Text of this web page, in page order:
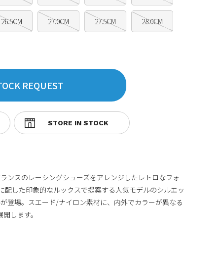
26.5CM 27.0CM 27.5CM 28.0CM
REQUEST
ンスのレーシングシューズをアレンジしたレトロなフォ
配した印象的なルックスで提案する人気モデルのシルエッ
登場。スエード/ナイロン素材に、内外でカラーが異なる
します。